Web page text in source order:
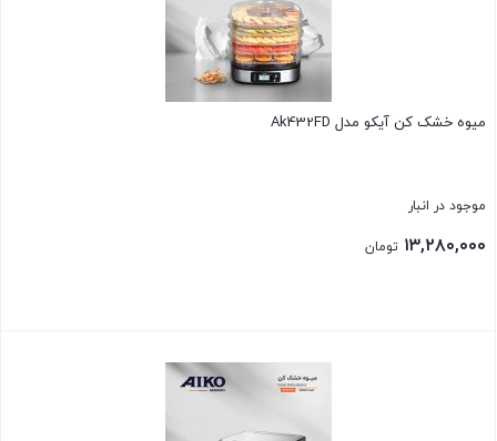
میوه خشک کن آیکو مدل Ak432FD
موجود در انبار
۱۳,۲۸۰,۰۰۰ تومان